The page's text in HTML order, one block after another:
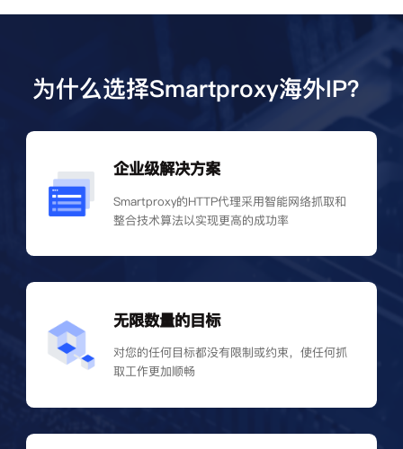
为什么选择Smartproxy海外IP？
企业级解决方案
Smartproxy的HTTP代理采用智能网络抓取和
整合技术算法以实现更高的成功率
无限数量的目标
对您的任何目标都没有限制或约束，使任何抓
取工作更加顺畅